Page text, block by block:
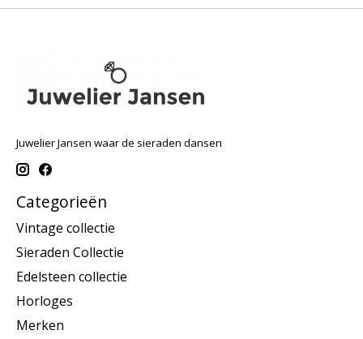
Juwelier Jansen waar de sieraden dansen
Categorieën
Vintage collectie
Sieraden Collectie
Edelsteen collectie
Horloges
Merken